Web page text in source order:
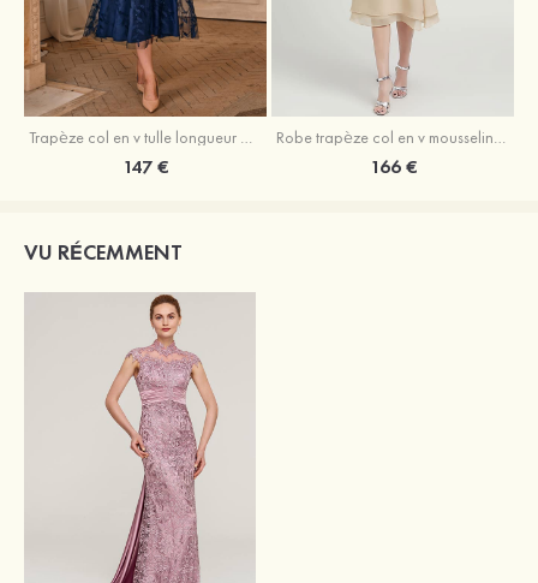
Trapèze col en v tulle longueur mollet robe de mère de la mariée avec appliqué paillettes ceinture
147 €
Robe trapèze col en v mousseline longueur mollet robe de mère de la mariée avec perle
166 €
VU RÉCEMMENT